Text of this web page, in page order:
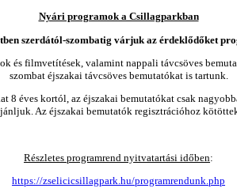
Nyári programok a Csillagparkban
szerdától-szombatig várjuk az érdeklődőket
és filmvetítések, valamint nappali távcsöves
szombat éjszakai távcsöves bemutatókat is tartunk.
8 éves kortól, az éjszakai bemutatókat csak
Az éjszakai bemutatók regisztrációhoz
Részletes programrend nyitvatartási időben:
https://zselicicsillagpark.hu/programrendunk.php